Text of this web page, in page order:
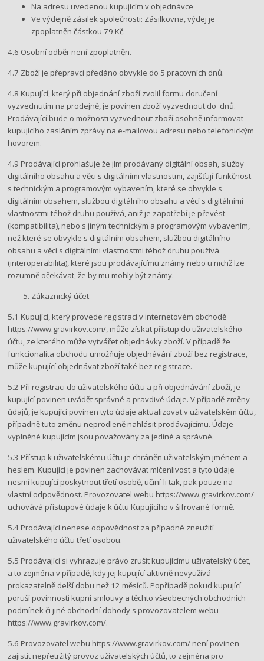
Na adresu uvedenou kupujícím v objednávce
Ve výdejně zásilek společnosti:​ Zásilkovna, výdej je​
zpoplatněn částkou 79 Kč.
4.6 ​Osobní odběr není zpoplatněn.
4.7 Zboží je přepravci předáno obvykle do ​5 ​pracovních dnů.
4.8 Kupující, který při objednání zboží zvolil formu doručení
vyzvednutím na prodejně, je povinen zboží vyzvednout do​ ​ dnů.
Prodávající bude o možnosti vyzvednout zboží osobně informovat
kupujícího zasláním zprávy na e-mailovou adresu nebo telefonickým
hovorem.
4.9 Prodávající prohlašuje že jím prodávaný digitální obsah, služby
digitálního obsahu a věci s digitálními vlastnostmi, zajišťují funkčnost
s technickým a programovým vybavením, které se obvykle s
digitálním obsahem, službou digitálního obsahu a věcí s digitálními
vlastnostmi téhož druhu používá, aniž je zapotřebí je převést
(kompatibilita), nebo s jiným technickým a programovým vybavením,
než které se obvykle s digitálním obsahem, službou digitálního
obsahu a věcí s digitálními vlastnostmi téhož druhu používá
(interoperabilita), které jsou prodávajícímu známy nebo u nichž lze
rozumně očekávat, že by mu mohly být známy.
Zákaznický účet
5.1 Kupující, který provede registraci v internetovém obchodě ​
https://www.gravirkov.com/​, může získat přístup do uživatelského
účtu, ze kterého může vytvářet objednávky zboží. V případě že
funkcionalita obchodu umožňuje objednávání zboží bez registrace,
může kupující objednávat zboží také bez registrace.
5.2 Při registraci do uživatelského účtu a při objednávání zboží, je
kupující povinen uvádět správné a pravdivé údaje. V případě změny
údajů, je kupující povinen tyto údaje aktualizovat v uživatelském účtu,
případně tuto změnu neprodleně nahlásit prodávajícímu. Údaje
vyplněné kupujícím jsou považovány za jediné a správné.
5.3 Přístup k uživatelskému účtu je chráněn uživatelským jménem a
heslem. Kupující je povinen zachovávat mlčenlivost a tyto údaje
nesmí kupující poskytnout třetí osobě, učiní-li tak, pak pouze na
vlastní odpovědnost. Provozovatel webu https://www.gravirkov.com/​
uchovává přístupové údaje k účtu Kupujícího v šifrované formě.
5.4 Prodávající nenese odpovědnost za případné zneužití
uživatelského účtu třetí osobou.
5.5 Prodávající si vyhrazuje právo zrušit kupujícímu uživatelský účet,
a to zejména v případě, kdy jej kupující aktivně nevyužívá
prokazatelně delší dobu než 12 měsíců. Popřípadě pokud kupující
poruší povinnosti kupní smlouvy a těchto všeobecných obchodních
podmínek či jiné obchodní dohody s provozovatelem webu
https://www.gravirkov.com/.
5.6 Provozovatel webu ​https://www.gravirkov.com/​ není povinen
zajistit nepřetržitý provoz uživatelských účtů, to zejména pro